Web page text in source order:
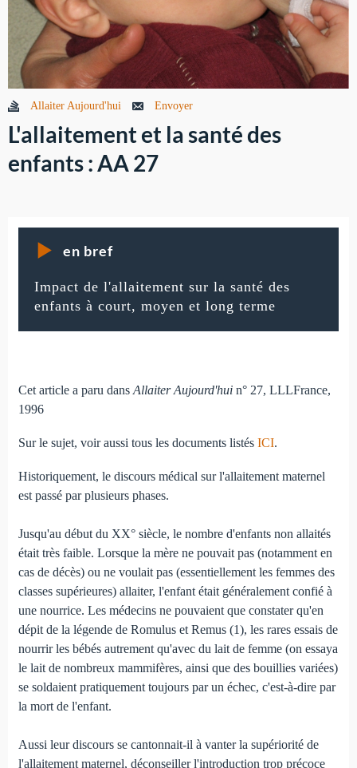
Allaiter Aujourd'hui Envoyer
L'allaitement et la santé des
enfants : AA 27
en bref
Impact de l'allaitement sur la santé des
enfants à court, moyen et long terme
Cet article a paru dans Allaiter Aujourd'huin° 27, LLLFrance,
1996
Sur le sujet, voir aussi tous les documents listés ICI.
Historiquement, le discours médical sur l'allaitement maternel
est passé par plusieurs phases.
Jusqu'au début du XX° siècle, le nombre d'enfants non allaités
était très faible. Lorsque la mère ne pouvait pas (notamment en
cas de décès) ou ne voulait pas (essentiellement les femmes des
classes supérieures) allaiter, l'enfant était généralement confié à
une nourrice. Les médecins ne pouvaient que constater qu'en
dépit de la légende de Romulus et Remus (1), les rares essais de
nourrir les bébés autrement qu'avec du lait de femme (on essaya
le lait de nombreux mammifères, ainsi que des bouillies variées)
se soldaient pratiquement toujours par un échec, c'est-à-dire par
la mort de l'enfant.
Aussi leur discours se cantonnait-il à vanter la supériorité de
l'allaitement maternel, déconseiller l'introduction trop précoce